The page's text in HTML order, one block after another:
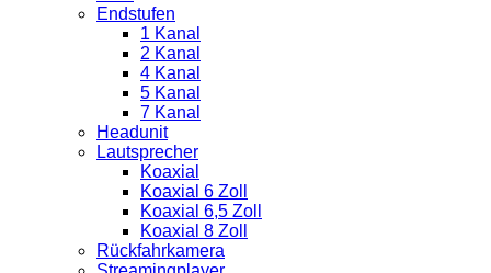
Endstufen
1 Kanal
2 Kanal
4 Kanal
5 Kanal
7 Kanal
Headunit
Lautsprecher
Koaxial
Koaxial 6 Zoll
Koaxial 6,5 Zoll
Koaxial 8 Zoll
Rückfahrkamera